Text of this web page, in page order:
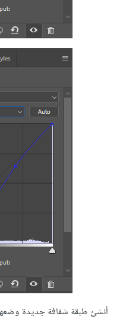
أنشئ طبقة شفافة جديدة